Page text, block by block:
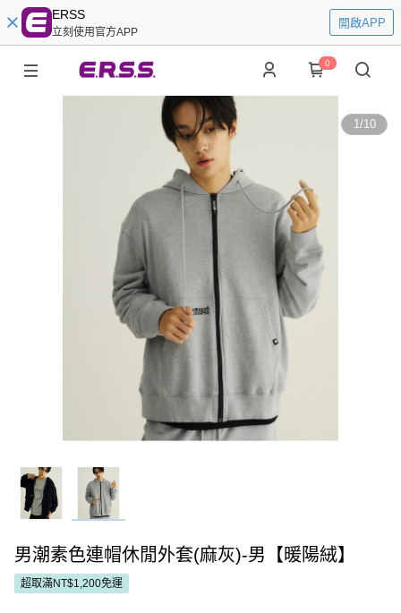
ERSS
立刻使用官方APP
開啟APP
0
1/10
男潮素色連帽休閒外套(麻灰)-男【暖陽絨】
超取滿NT$1,200免運